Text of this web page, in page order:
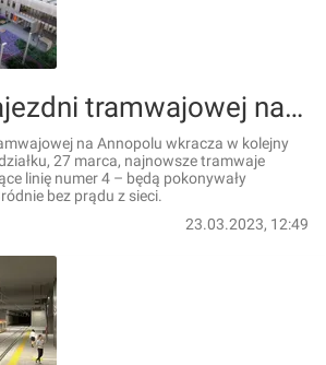
Budowa zajezdni tramwajowej na Annopolu wkracza w kolejny etap prac
na Annopolu wkracza w kolejny
27 marca, najnowsze tramwaje
linię numer 4 – będą pokonywały
bez prądu z sieci.
23.03.2023, 12:49